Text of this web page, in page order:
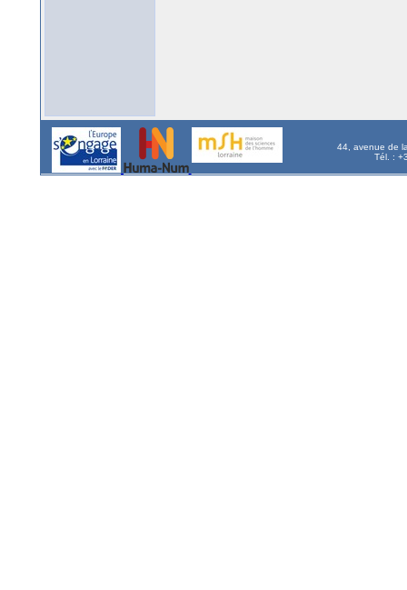
44, avenue de
Tél. :